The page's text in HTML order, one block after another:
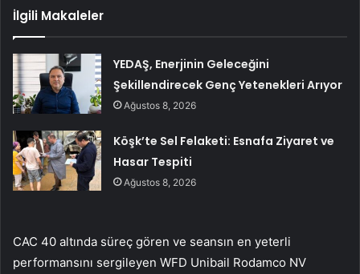
İlgili Makaleler
YEDAŞ, Enerjinin Geleceğini
Şekillendirecek Genç Yetenekleri Arıyor
Ağustos 8, 2026
Köşk’te Sel Felaketi: Esnafa Ziyaret ve
Hasar Tespiti
Ağustos 8, 2026
CAC 40 altında süreç gören ve seansın en yeterli
performansını sergileyen WFD Unibail Rodamco NV